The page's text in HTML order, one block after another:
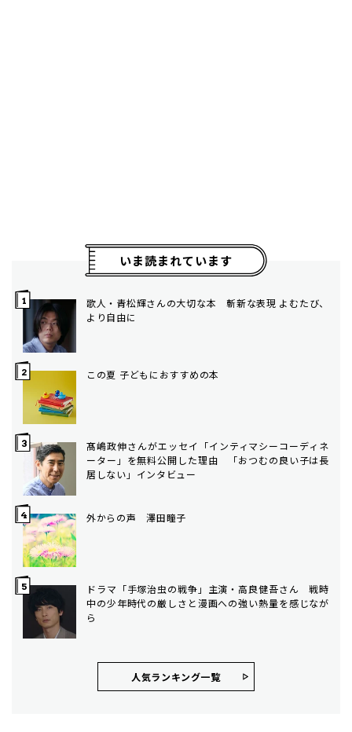
いま読まれています
歌人・青松輝さんの大切な本 斬新な表現 よむたび、
より自由に
この夏 子どもにおすすめの本
髙嶋政伸さんがエッセイ「インティマシーコーディネ
ーター」を無料公開した理由 「おつむの良い子は長
居しない」インタビュー
外からの声 澤田瞳子
ドラマ「手塚治虫の戦争」主演・高良健吾さん 戦時
中の少年時代の厳しさと漫画への強い熱量を感じなが
ら
人気ランキング⼀覧